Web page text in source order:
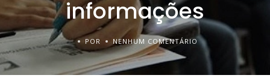
informações
POR NENHUM COMENTÁRIO